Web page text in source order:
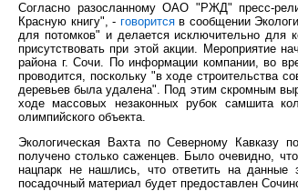
Согласно разосланному ОАО "РЖД" пресс-
Красную книгу", - говоритсяв сообщении
для потомков" и делается исключительно для
присутствовать при этой акции. Мероприятие
района г. Сочи. По информации компании, во
проводится, поскольку "в ходе строительства
деревьев была удалена". Под этим скромным
ходе массовых незаконных рубок самшита
олимпийского объекта.
Экологическая Вахта по Северному Кавказу
получено столько саженцев. Было очевидно,
нацпарк не нашлись, что ответить на
посадочный материал будет предоставлен